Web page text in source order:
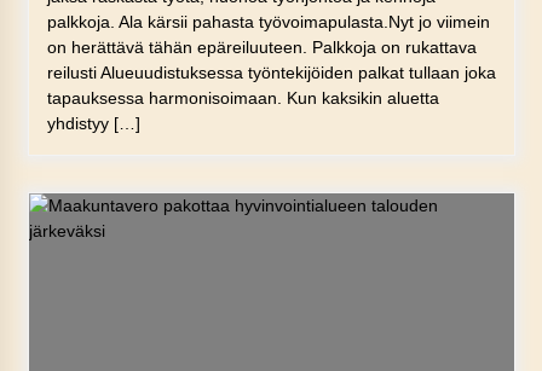
palkkoja. Ala kärsii pahasta työvoimapulasta.Nyt jo viimein
on herättävä tähän epäreiluuteen. Palkkoja on rukattava
reilusti Alueuudistuksessa työntekijöiden palkat tullaan joka
tapauksessa harmonisoimaan. Kun kaksikin aluetta
yhdistyy […]